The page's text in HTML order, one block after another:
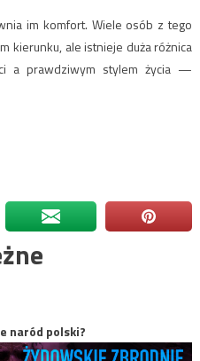
im komfort. Wiele osób z tego
kierunku, ale istnieje duża różnica
a prawdziwym stylem życia —
naród polski?